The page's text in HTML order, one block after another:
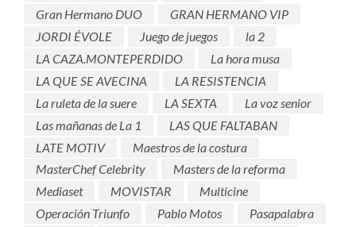
Gran Hermano DUO
GRAN HERMANO VIP
JORDI ÉVOLE
Juego de juegos
la 2
LA CAZA.MONTEPERDIDO
La hora musa
LA QUE SE AVECINA
LA RESISTENCIA
La ruleta de la suere
LA SEXTA
La voz senior
Las mañanas de La 1
LAS QUE FALTABAN
LATE MOTIV
Maestros de la costura
MasterChef Celebrity
Masters de la reforma
Mediaset
MOVISTAR
Multicine
Operación Triunfo
Pablo Motos
Pasapalabra